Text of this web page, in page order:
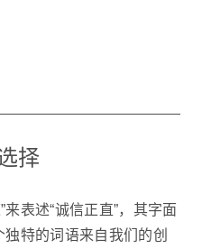
择
表述“诚信正直”，其字面
独特的词语来自我们的创